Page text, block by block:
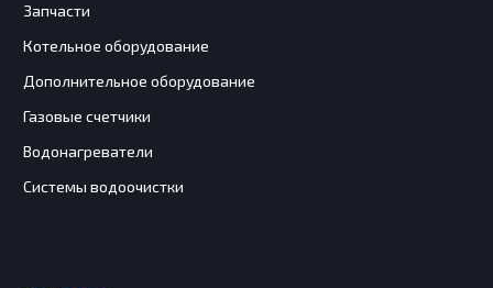
Запчасти
Котельное оборудование
Дополнительное оборудование
Газовые счетчики
Водонагреватели
Системы водоочистки